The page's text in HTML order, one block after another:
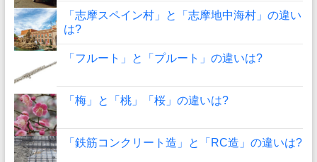
「志摩スペイン村」と「志摩地中海村」の違い
は?
「フルート」と「プルート」の違いは?
「梅」と「桃」「桜」の違いは?
「鉄筋コンクリート造」と「RC造」の違いは?